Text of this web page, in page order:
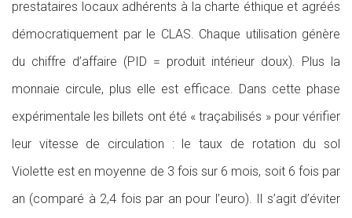
prestataires locaux adhérents à la charte éthique et agréés
démocratiquement par le CLAS. Chaque utilisation génère
du chiffre d’affaire (PID = produit intérieur doux). Plus la
monnaie circule, plus elle est efficace. Dans cette phase
expérimentale les billets ont été « traçabilisés » pour vérifier
leur vitesse de circulation : le taux de rotation du sol
Violette est en moyenne de 3 fois sur 6 mois, soit 6 fois par
an (comparé à 2,4 fois par an pour l’euro). Il s’agit d’éviter